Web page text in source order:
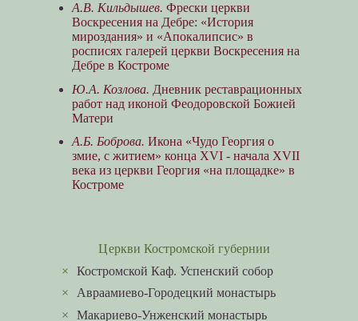
А.В. Кильдышев. Фрески церкви
Воскресения на Дебре: «История
мироздания» и «Апокалипсис» в
росписях галерей церкви Воскресения на
Дебре в Костроме
Ю.А. Козлова. Дневник реставрационных
работ над иконой Феодоровской Божией
Матери
А.Б. Боброва. Икона «Чудо Георгия о
змие, с житием» конца XVI - начала XVII
века из церкви Георгия «на площадке» в
Костроме
Церкви Костромской губернии
×Костромской Каф. Успенский собор
Авраамиево-Городецкий монастырь
×Макариево-Унженский монастырь